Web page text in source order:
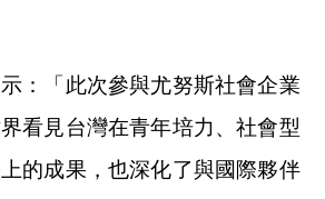
：「此次參與尤努斯社會企業
看見台灣在青年培力、社會型
的成果，也深化了與國際夥伴